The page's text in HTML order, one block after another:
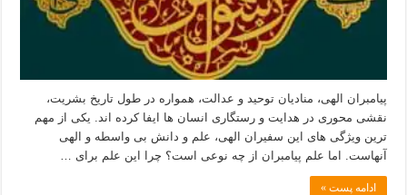
پیامبران الهی، منادیان توحید و عدالت، همواره در طول تاریخ بشریت،
نقشی محوری در هدایت و رستگاری انسان ها ایفا کرده اند. یکی از مهم
ترین ویژگی های این سفیران الهی، علم و دانش بی واسطه و الهی
آنهاست. اما علم پیامبران از چه نوعی است؟ چرا این علم برای …
ادامه پست »